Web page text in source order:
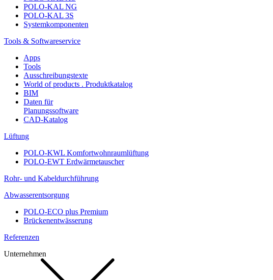
POLO-KAL NG
POLO-KAL 3S
Systemkomponenten
Tools & Softwareservice
Apps
Tools
Ausschreibungstexte
World of products . Produktkatalog
BIM
Daten für
Planungssoftware
CAD-Katalog
Lüftung
POLO-KWL Komfortwohnraumlüftung
POLO-EWT Erdwärmetauscher
Rohr- und Kabeldurchführung
Abwasserentsorgung
POLO-ECO plus Premium
Brückenentwässerung
Referenzen
Unternehmen